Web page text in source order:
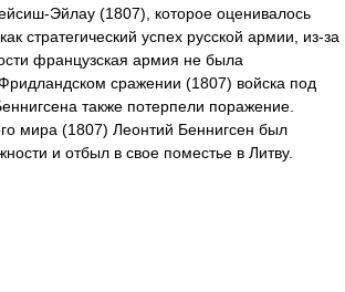
Эйлау (1807), которое оценивалось
стратегический успех русской армии, из-за
французская армия не была
сражении (1807) войска под
также потерпели поражение.
мира (1807) Леонтий Беннигсен был
и отбыл в свое поместье в Литву.